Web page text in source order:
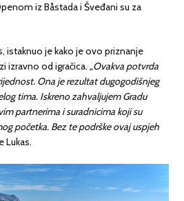
iz Båstada i Šveđani su za
istaknuo je kako je ovo priznanje
izravno od igračica.„Ovakva potvrda
Ona je rezultat dugogodišnjeg
tima. Iskreno zahvaljujem Gradu
partnerima i suradnicima koji su
početka. Bez te podrške ovaj uspjeh
Lukas.